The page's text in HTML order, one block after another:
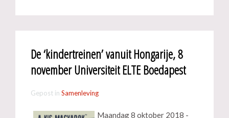
De ‘kindertreinen’ vanuit Hongarije, 8
november Universiteit ELTE Boedapest
Gepost in Samenleving
Maandag 8 oktober 2018 -